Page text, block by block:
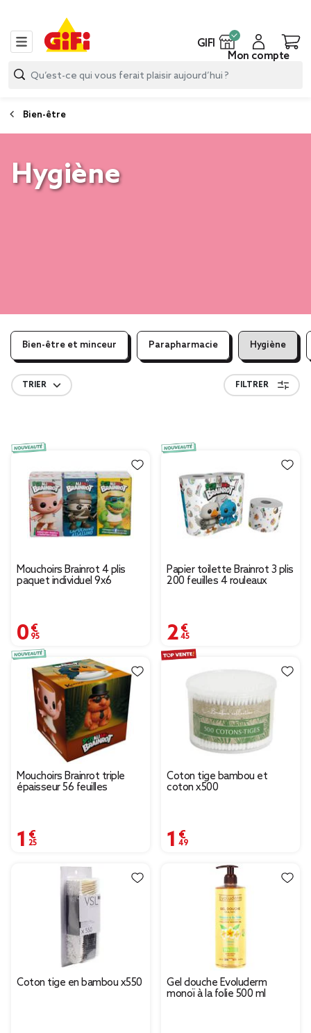
GIFI
Mon compte
Bien-être
Hygiène
Bien-être et minceur Parapharmacie Hygiène
TRIER FILTRER
Mouchoirs Brainrot 4 plis
paquet individuel 9x6
0,95 €
Papier toilette Brainrot 3 plis
200 feuilles 4 rouleaux
2,45 €
Mouchoirs Brainrot triple
épaisseur 56 feuilles
1,25 €
Coton tige bambou et
coton x500
1,49 €
Coton tige en bambou x550
Gel douche Evoluderm
monoï à la folie 500 ml